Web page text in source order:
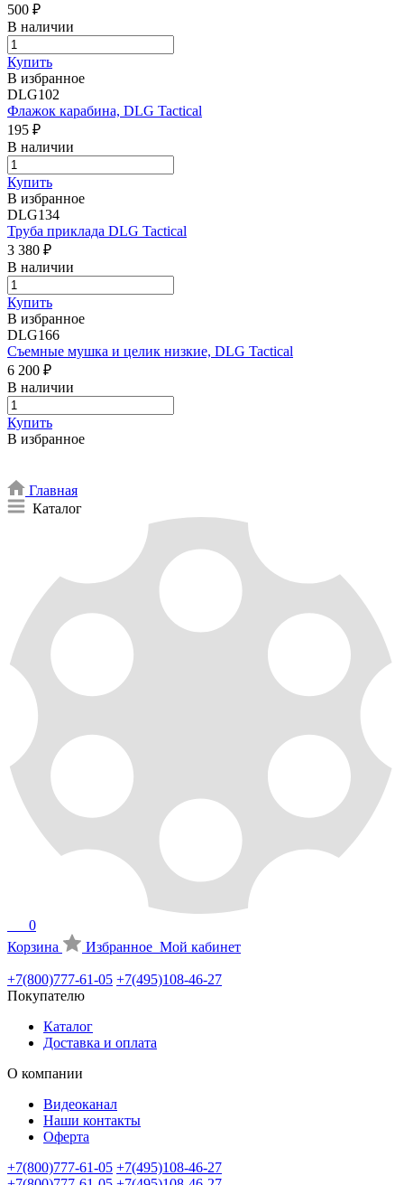
500 ₽
В наличии
Купить
В избранное
DLG102
Флажок карабина, DLG Tactical
195 ₽
В наличии
Купить
В избранное
DLG134
Труба приклада DLG Tactical
3 380 ₽
В наличии
Купить
В избранное
DLG166
Съемные мушка и целик низкие, DLG Tactical
6 200 ₽
В наличии
Купить
В избранное
Главная
Каталог
0
Корзина
Избранное Мой кабинет
+7(800)777-61-05 +7(495)108-46-27
Покупателю
Каталог
Доставка и оплата
О компании
Видеоканал
Наши контакты
Оферта
+7(800)777-61-05 +7(495)108-46-27